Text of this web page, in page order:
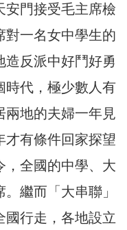
安門接受毛主席檢
對一名女中學生的
造反派中好鬥好勇
時代，極少數人有
兩地的夫婦一年見
才有條件回家探望
，全國的中學、大
繼而「大串聯」
國行走，各地設立